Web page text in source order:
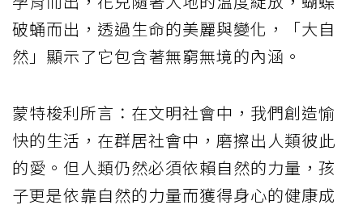
破蛹而出，透過生命的美麗與變化，「大自
然」顯示了它包含著無窮無境的內涵。
蒙特梭利所言：在文明社會中，我們創造愉
快的生活，在群居社會中，磨擦出人類彼此
的愛。但人類仍然必須依賴自然的力量，孩
子更是依靠自然的力量而獲得身心的健康成